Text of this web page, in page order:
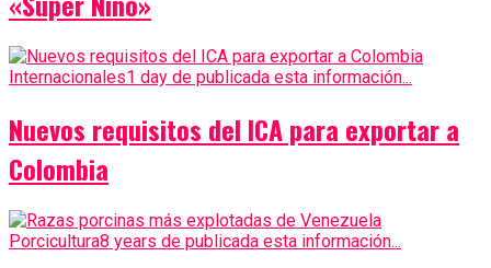
Internacionales1 day de publicada esta información...
Nuevos requisitos del ICA para exportar a
Colombia
Porcicultura8 years de publicada esta información...